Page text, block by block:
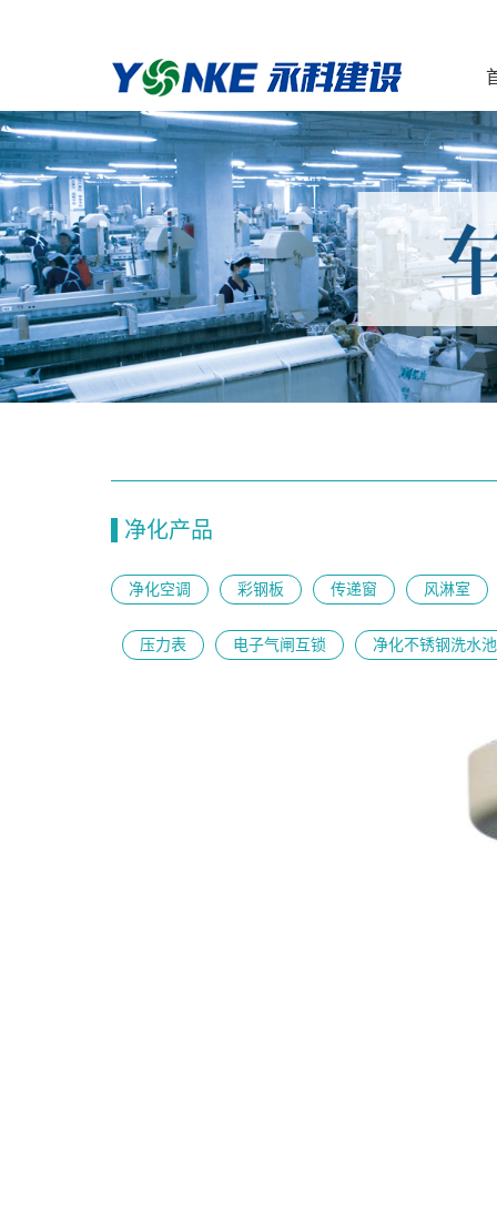
净化产品
净化空调 彩钢板 传递窗 风淋室
压力表 电子气闸互锁 净化不锈钢洗水池